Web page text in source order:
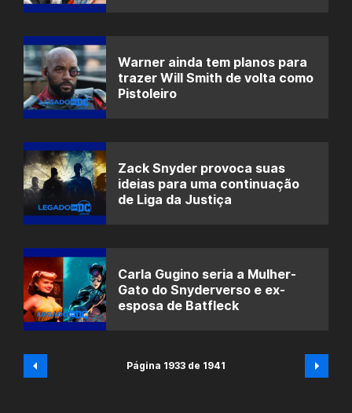
Warner ainda tem planos para
trazer Will Smith de volta como
Pistoleiro
Zack Snyder provoca suas
ideias para uma continuação
de Liga da Justiça
Carla Gugino seria a Mulher-
Gato do Snyderverso e ex-
esposa de Batfleck
Página 1933 de 1941